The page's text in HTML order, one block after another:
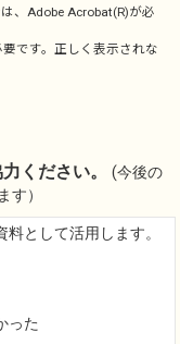
、Adobe Acrobat(R)が必
要です。正しく表示されな